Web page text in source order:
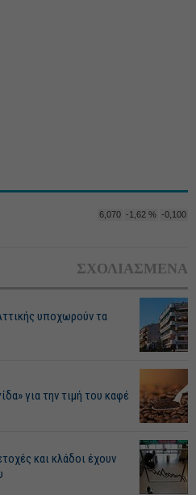
6,070 -1,62 % -0,100
ΣΧΟΛΙΑΣΜΕΝΑ
υποχωρούν τα
για την τιμή του καφέ
και κλάδοι έχουν